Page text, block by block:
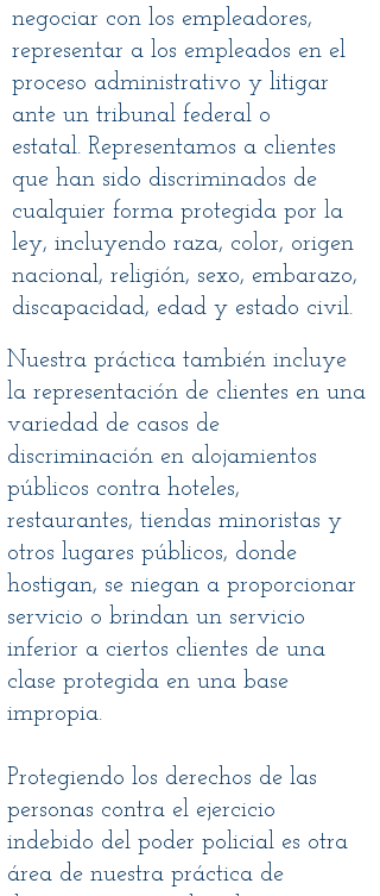
negociar con los empleadores,
representar a los empleados en el
proceso administrativo y litigar
ante un tribunal federal o
estatal. Representamos a clientes
que han sido discriminados de
cualquier forma protegida por la
ley, incluyendo raza, color, origen
nacional, religión, sexo, embarazo,
discapacidad, edad y estado civil.
Nuestra práctica también incluye
la representación de clientes en una
variedad de casos de
discriminación en alojamientos
públicos contra hoteles,
restaurantes, tiendas minoristas y
otros lugares públicos, donde
hostigan, se niegan a proporcionar
servicio o brindan un servicio
inferior a ciertos clientes de una
clase protegida en una base
impropia.
Protegiendo los derechos de las
personas contra el ejercicio
indebido del poder policial es otra
área de nuestra práctica de